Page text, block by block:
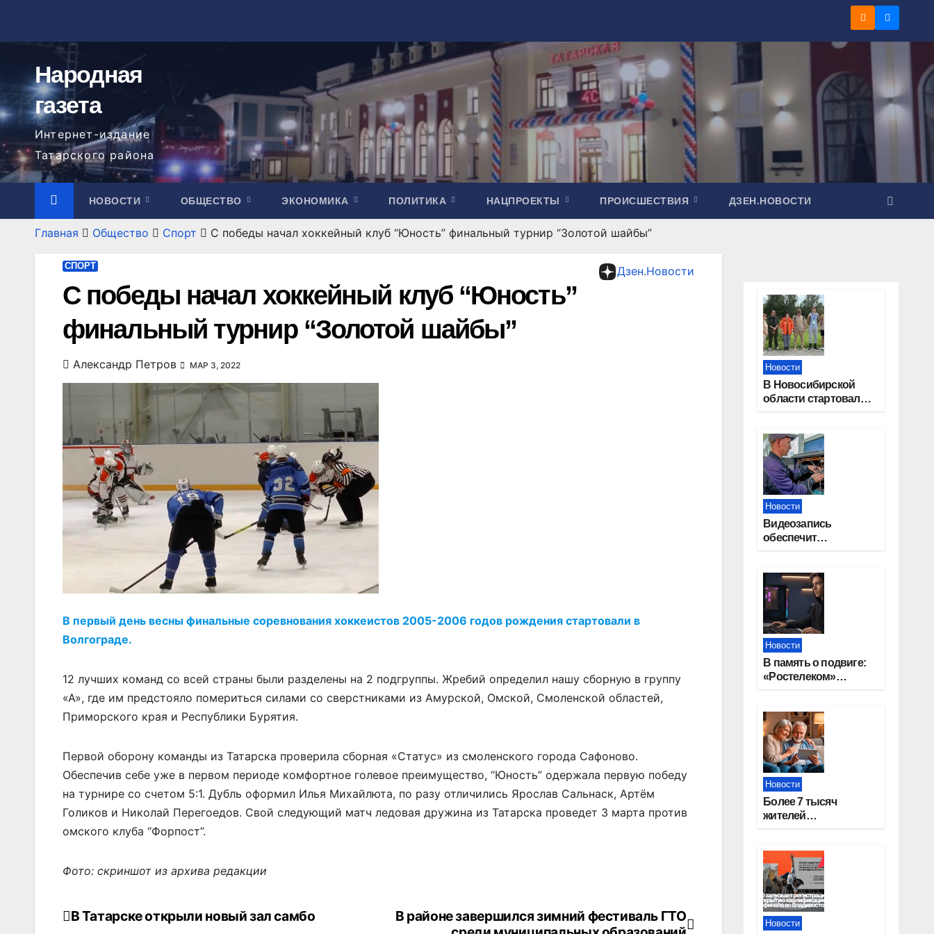
содержимому
Народная
газета
Интернет-издание
Татарского района
НОВОСТИ ОБЩЕСТВО ЭКОНОМИКА ПОЛИТИКА НАЦПРОЕКТЫ ПРОИСШЕСТВИЯ ДЗЕН.НОВОСТИ
Главная Общество Спорт С победы начал хоккейный клуб “Юность” финальный турнир “Золотой шайбы”
Дзен.Новости
СПОРТ
С победы начал хоккейный клуб “Юность”
финальный турнир “Золотой шайбы”
Александр Петров МАР 3, 2022
В первый день весны финальные соревнования хоккеистов 2005-2006 годов рождения стартовали в
Волгограде.
12 лучших команд со всей страны были разделены на 2 подгруппы. Жребий определил нашу сборную в группу
«А», где им предстояло помериться силами со сверстниками из Амурской, Омской, Смоленской областей,
Приморского края и Республики Бурятия.
Первой оборону команды из Татарска проверила сборная «Статус» из смоленского города Сафоново.
Обеспечив себе уже в первом периоде комфортное голевое преимущество, “Юность” одержала первую победу
на турнире со счетом 5:1. Дубль оформил Илья Михайлюта, по разу отличились Ярослав Сальнаск, Артём
Голиков и Николай Перегоедов. Свой следующий матч ледовая дружина из Татарска проведет 3 марта против
омского клуба “Форпост”.
Фото: скриншот из архива редакции
Навигация
В районе завершился зимний фестиваль ГТО
В Татарске открыли новый зал самбо
Новости
В Новосибирской
области стартовал
Новости
Видеозапись
обеспечит
Новосибирской
области
Новости
В память о подвиге:
«Ростелеком»
за Москву»
Новости
Более 7 тысяч
жителей
увеличение пенсии
после 80 лет
Новости